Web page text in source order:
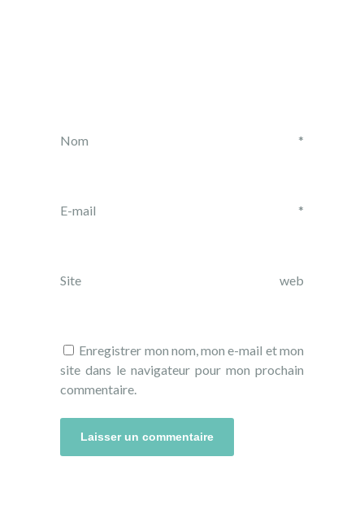
Nom *
E-mail *
Site web
Enregistrer mon nom, mon e-mail et mon
site dans le navigateur pour mon prochain
commentaire.